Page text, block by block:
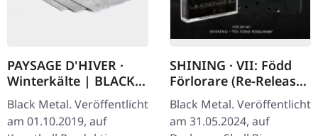
PAYSAGE D'HIVER ·
Winterkälte | BLACK
3LP
Black Metal. Veröffentlicht
am 01.10.2019, auf
SHINING · VII: Född
Förlorare (Re-Release)
| BLACK TAPE
Black Metal. Veröffentlicht
am 31.05.2024, auf